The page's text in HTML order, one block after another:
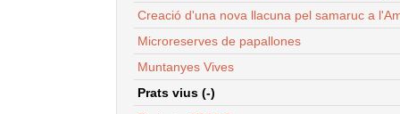
Creació d'una nova llacuna pel samaruc a
Microreserves de papallones
Muntanyes Vives
Prats vius (-)